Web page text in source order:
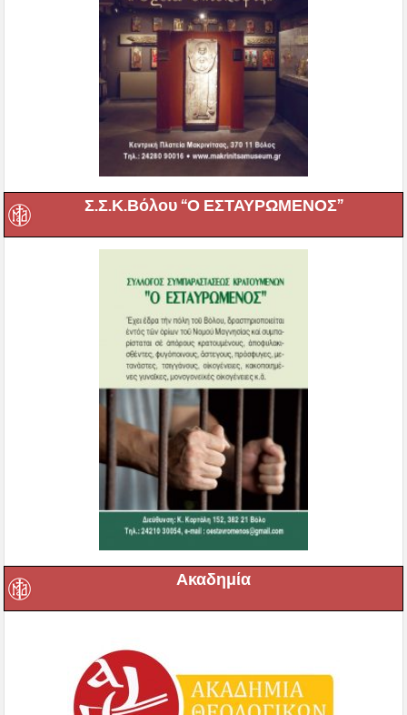
Σ.Σ.Κ.Βόλου “Ο ΕΣΤΑΥΡΩΜΕΝΟΣ”
Ακαδημία